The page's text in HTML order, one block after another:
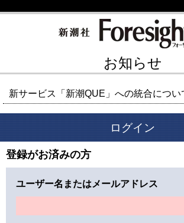
お知らせ
新サービス「新潮QUE」への統合につい
ログイン
登録がお済みの方
ユーザー名またはメールアドレス